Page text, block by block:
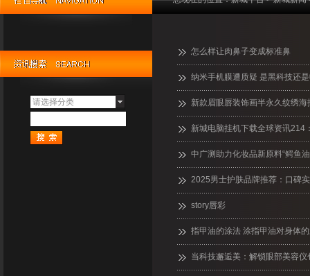
请选择分类
怎么样让肉鼻子变成标准鼻
纳米手机膜遭质疑 是黑科技还
新款眉眼唇装饰画半永久纹绣
新城电脑挂机下载全球资讯214
中广测助力化妆品新原料“鳄鱼
2025男士护肤品牌推荐：口碑
story唇彩
指甲油的涂法 涂指甲油对身体
当科技邂逅美：解锁眼部美容仪